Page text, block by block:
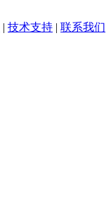
| 技术支持 | 联系我们